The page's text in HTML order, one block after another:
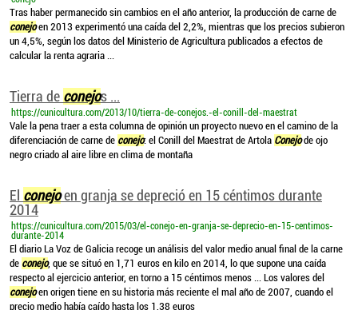
Tras haber permanecido sin cambios en el año anterior, la producción de carne de
conejoen 2013 experimentó una caída del 2,2%, mientras que los precios subieron
un 4,5%, según los datos del Ministerio de Agricultura publicados a efectos de
calcular la renta agraria ...
Tierra de conejos ...
https://cunicultura.com/2013/10/tierra-de-conejos.-el-conill-del-maestrat
Vale la pena traer a esta columna de opinión un proyecto nuevo en el camino de la
diferenciación de carne de conejo: el Conill del Maestrat de Artola Conejode ojo
negro criado al aire libre en clima de montaña
El conejoen granja se depreció en 15 céntimos durante
2014
https://cunicultura.com/2015/03/el-conejo-en-granja-se-deprecio-en-15-centimos-
durante-2014
El diario La Voz de Galicia recoge un análisis del valor medio anual final de la carne
de conejo, que se situó en 1,71 euros en kilo en 2014, lo que supone una caída
respecto al ejercicio anterior, en torno a 15 céntimos menos ... Los valores del
conejoen origen tiene en su historia más reciente el mal año de 2007, cuando el
precio medio había caído hasta los 1,38 euros